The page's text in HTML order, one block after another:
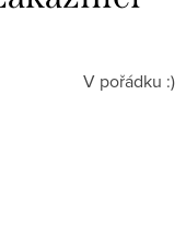
V pořádku :)